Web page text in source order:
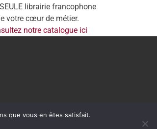
librairie francophone
votre cœur de métier.
notre catalogue ici
que vous en êtes satisfait.